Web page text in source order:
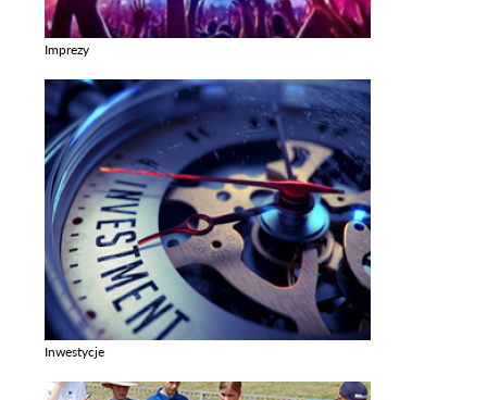
Imprezy
Inwestycje